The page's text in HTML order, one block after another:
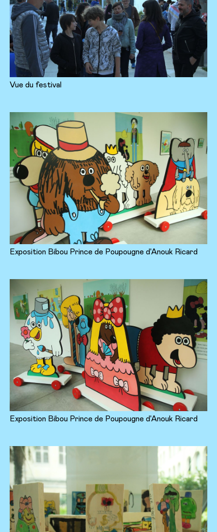
Vue du festival
Exposition Bibou Prince de Poupougne d'Anouk Ricard
Exposition Bibou Prince de Poupougne d'Anouk Ricard